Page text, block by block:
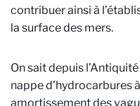
contribuer ainsi à
la surface des mers.
On sait depuis
nappe d’hydrocarbures
amortissement des